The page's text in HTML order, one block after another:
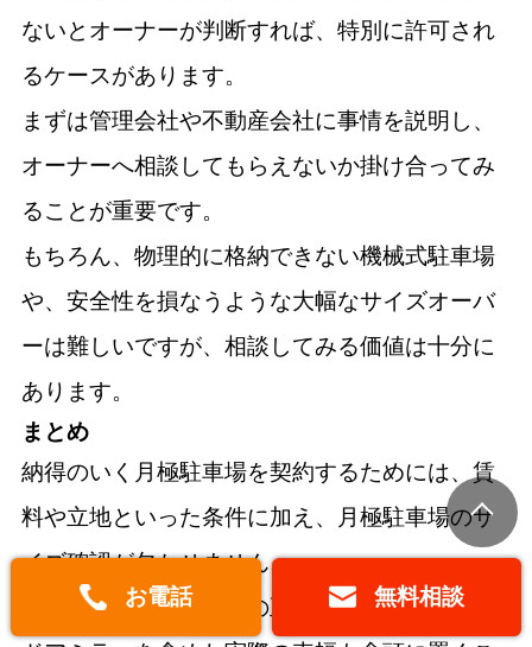
お電話 無料相談
ないとオーナーが判断すれば、特別に許可され
るケースがあります。
まずは管理会社や不動産会社に事情を説明し、
オーナーへ相談してもらえないか掛け合ってみ
ることが重要です。
もちろん、物理的に格納できない機械式駐車場
や、安全性を損なうような大幅なサイズオーバ
ーは難しいですが、相談してみる価値は十分に
あります。
まとめ
納得のいく月極駐車場を契約するためには、賃
料や立地といった条件に加え、月極駐車場のサ
イズ確認が欠かせません。
まず車検証で自身の車の正確な寸法を把握し、